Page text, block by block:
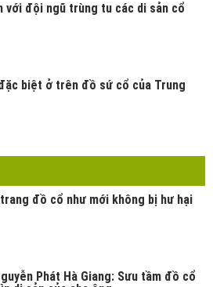
với đội ngũ trùng tu các di sản cổ
biệt ở trên đồ sứ cổ của Trung
trang đồ cổ như mới không bị hư hại
Phát Hà Giang: Sưu tầm đồ cổ